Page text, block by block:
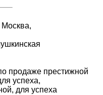
Москва,
продаже престижной
успеха,
для успеха